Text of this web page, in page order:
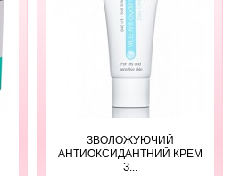
ЗВОЛОЖУЮЧИЙ
АНТИОКСИДАНТНИЙ КРЕМ
З...